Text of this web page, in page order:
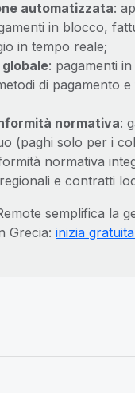
automatizzata:
in blocco,
in tempo reale;
: pagamenti
di pagamento e
normativa:
(paghi solo per i
normativa
e contratti
semplifica la
Grecia: inizia